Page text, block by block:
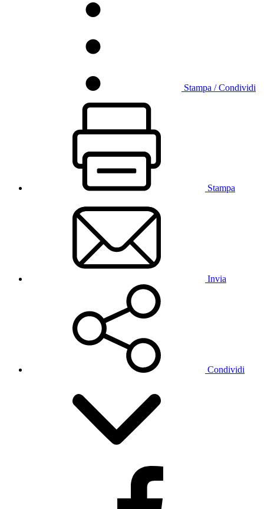
Stampa / Condividi
Stampa
Invia
Condividi